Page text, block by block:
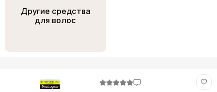
Другие средства
для волос